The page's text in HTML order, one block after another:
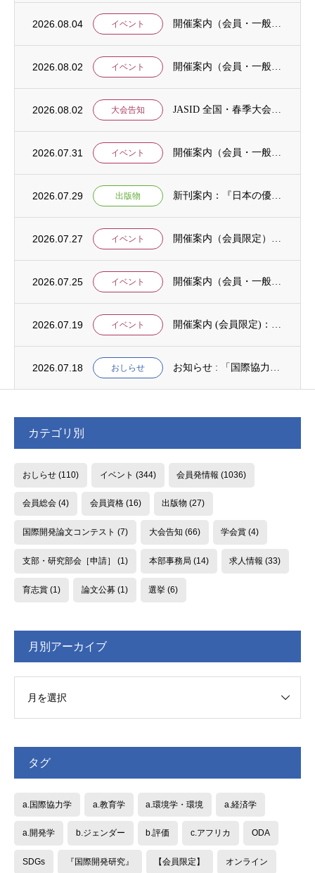
2026.08.04 イベント
2026.08.02 イベント
2026.08.02 大会告知
2026.07.31 イベント
2026.07.29 出版物
2026.07.27 イベント
2026.07.25 イベント
2026.07.19 イベント
2026.07.18 おしらせ
カテゴリ別
おしらせ(110) イベント (344) 会員発情報 (1036)
会員総会(4) 会員資格(16) 出版物 (27)
国際開発論文コンテスト (7) 大会告知 (66) 学会賞 (4)
支部・研究部会［申請］ (1) 本部事務局 (14) 求人情報 (33)
育志賞(1) 論文公募(1) 選挙 (6)
月別アーカイブ
タグ
a.国際協力学 a.教育学 a.環境学・環境 a.経済学
a.開発学 b.ジェンダー b.評価 c.アフリカ ODA
SDGs 『国際開発研究』 【会員限定】 オンライン